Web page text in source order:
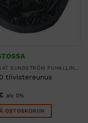
tiivistereunus
alv 0%
OSTOSKORIIN